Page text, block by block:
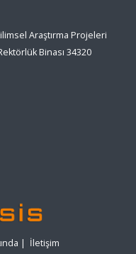
Araştırma Projeleri
Binası 34320
| İletişim